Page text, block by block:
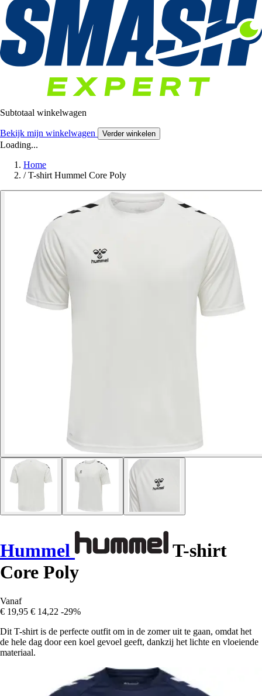
Subtotaal winkelwagen
Bekijk mijn winkelwagen Verder winkelen
Loading...
Home
/ T-shirt Hummel Core Poly
Hummel
T-shirt
Core Poly
Vanaf
€ 19,95 € 14,22 -29%
Dit T-shirt is de perfecte outfit om in de zomer uit te gaan, omdat het
de hele dag door een koel gevoel geeft, dankzij het lichte en vloeiende
materiaal.